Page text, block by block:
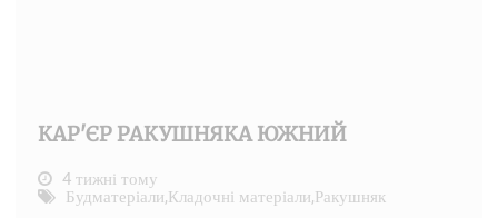
КАР'ЄР РАКУШНЯКА ЮЖНИЙ
4 тижні тому
Будматеріали,Кладочні матеріали,Ракушняк